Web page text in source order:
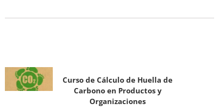
Curso de Cálculo de Huella de
Carbono en Productos y
Organizaciones